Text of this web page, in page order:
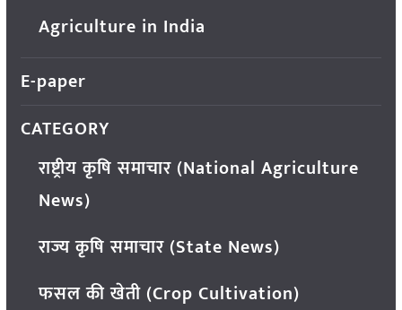
Agriculture in India
E-paper
CATEGORY
राष्ट्रीय कृषि समाचार (National Agriculture
News)
राज्य कृषि समाचार (State News)
फसल की खेती (Crop Cultivation)